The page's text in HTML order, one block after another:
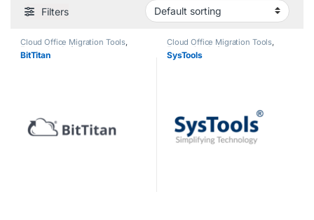
Filters
Cloud Office Migration Tools,
Enterprise Software
BitTitan
Cloud Office Migration Tools,
Enterprise Software
SysTools